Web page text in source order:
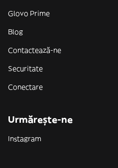
Glovo Prime
Blog
Contactează-ne
Securitate
Conectare
Urmărește-ne
Instagram